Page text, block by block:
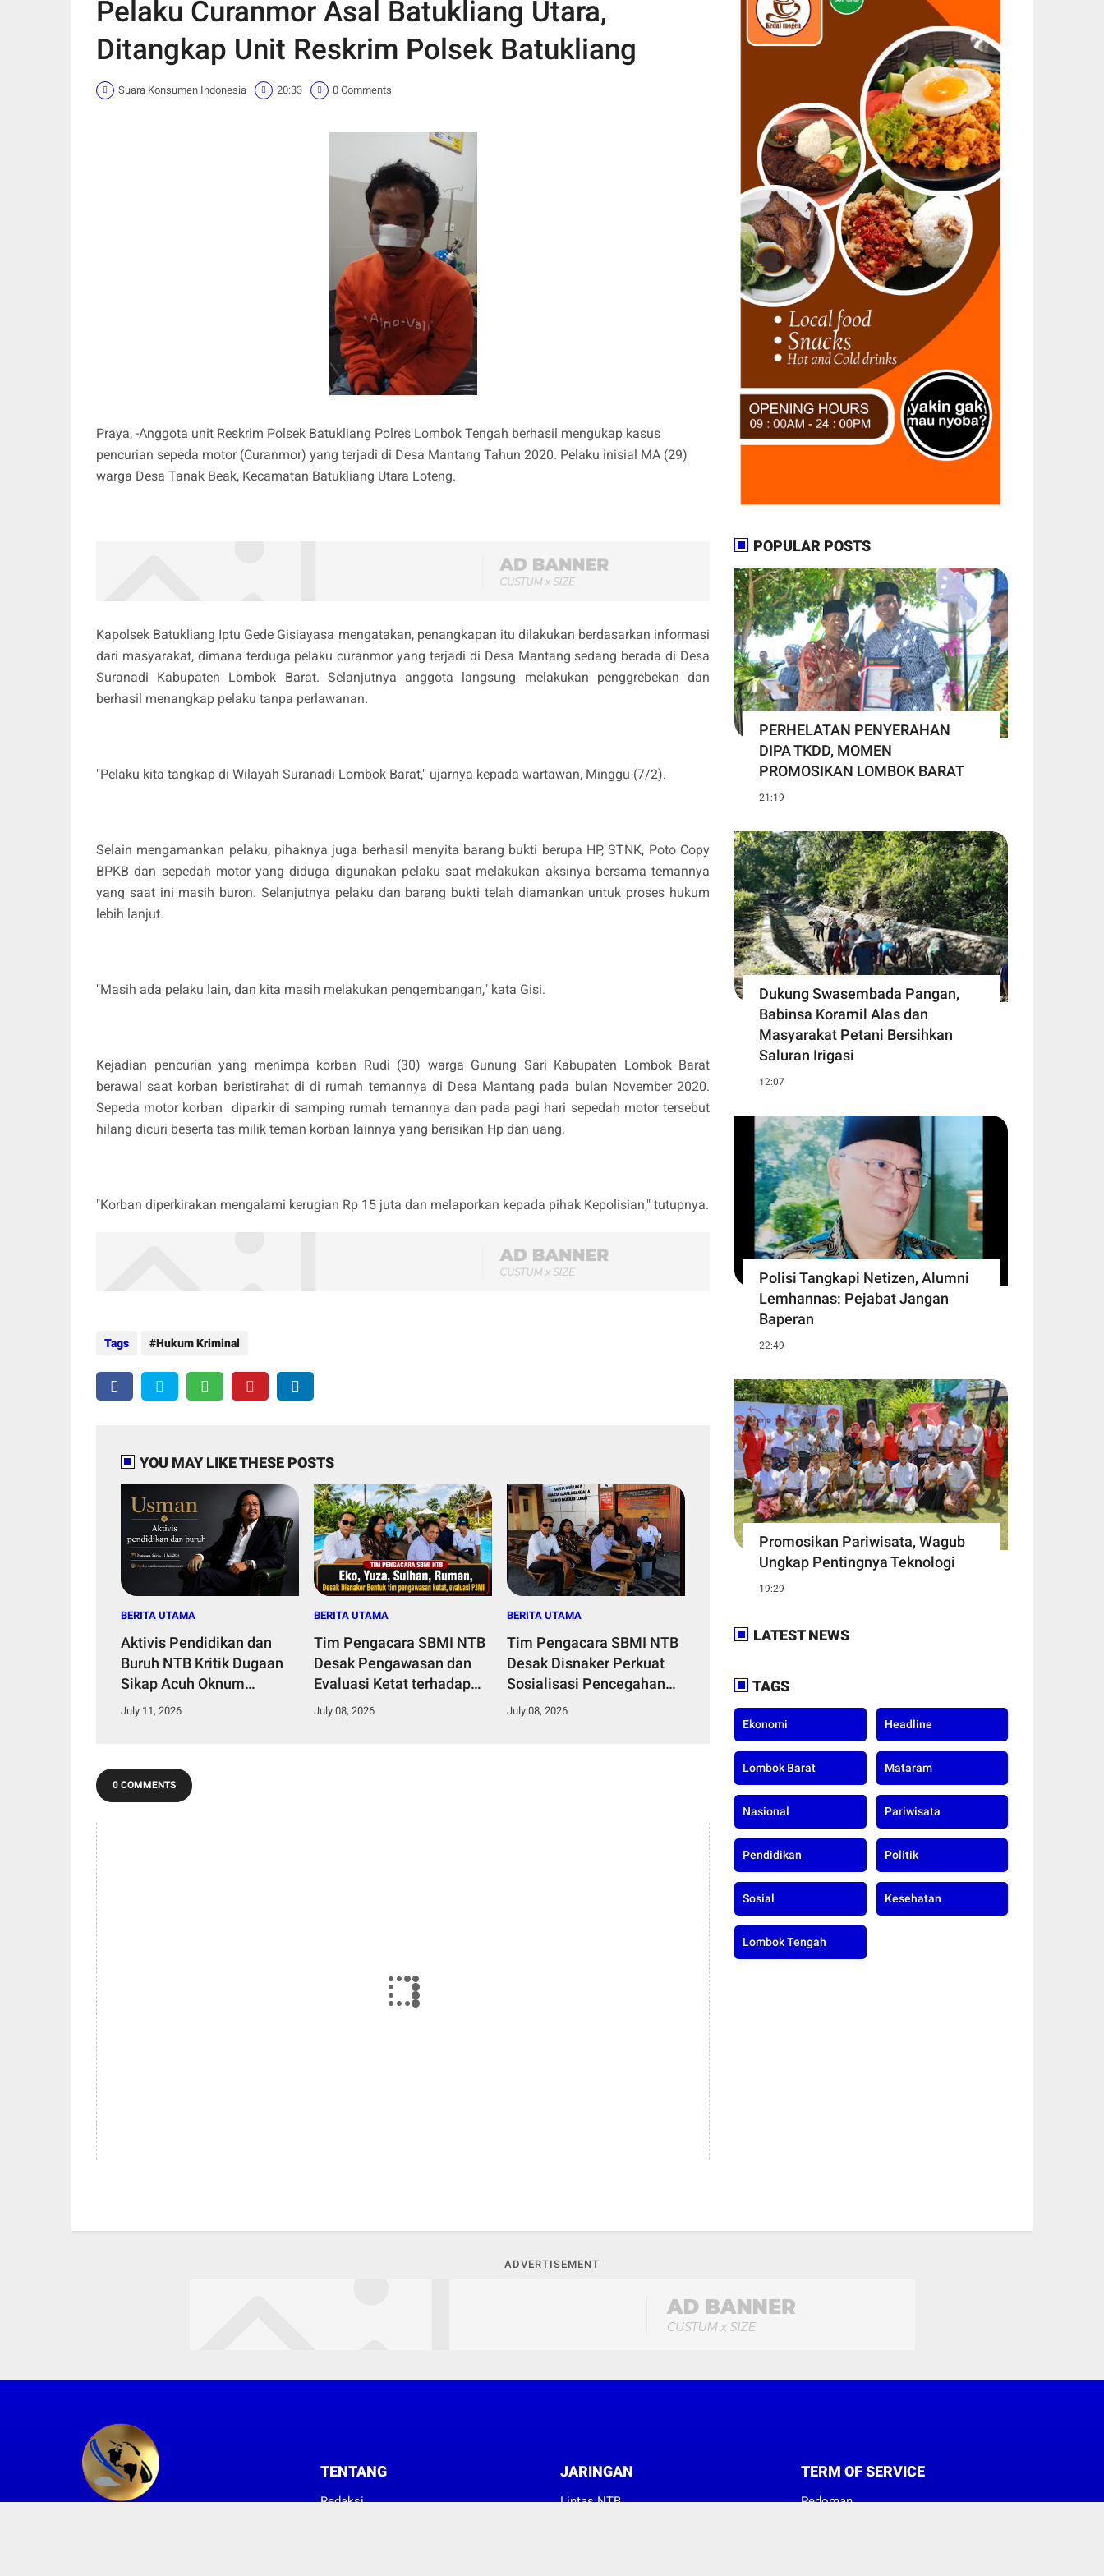
Pelaku Curanmor Asal Batukliang Utara,
Ditangkap Unit Reskrim Polsek Batukliang
Suara Konsumen Indonesia 20:33 0 Comments
Praya, -Anggota unit Reskrim Polsek Batukliang Polres Lombok Tengah berhasil mengukap kasus
pencurian sepeda motor (Curanmor) yang terjadi di Desa Mantang Tahun 2020. Pelaku inisial MA (29)
warga Desa Tanak Beak, Kecamatan Batukliang Utara Loteng.
Kapolsek Batukliang Iptu Gede Gisiayasa mengatakan, penangkapan itu dilakukan berdasarkan informasi
dari masyarakat, dimana terduga pelaku curanmor yang terjadi di Desa Mantang sedang berada di Desa
Suranadi Kabupaten Lombok Barat. Selanjutnya anggota langsung melakukan penggrebekan dan
berhasil menangkap pelaku tanpa perlawanan.
"Pelaku kita tangkap di Wilayah Suranadi Lombok Barat," ujarnya kepada wartawan, Minggu (7/2).
Selain mengamankan pelaku, pihaknya juga berhasil menyita barang bukti berupa HP, STNK, Poto Copy
BPKB dan sepedah motor yang diduga digunakan pelaku saat melakukan aksinya bersama temannya
yang saat ini masih buron. Selanjutnya pelaku dan barang bukti telah diamankan untuk proses hukum
lebih lanjut.
"Masih ada pelaku lain, dan kita masih melakukan pengembangan," kata Gisi.
Kejadian pencurian yang menimpa korban Rudi (30) warga Gunung Sari Kabupaten Lombok Barat
berawal saat korban beristirahat di di rumah temannya di Desa Mantang pada bulan November 2020.
Sepeda motor korban diparkir di samping rumah temannya dan pada pagi hari sepedah motor tersebut
hilang dicuri beserta tas milik teman korban lainnya yang berisikan Hp dan uang.
"Korban diperkirakan mengalami kerugian Rp 15 juta dan melaporkan kepada pihak Kepolisian," tutupnya.
Tags Hukum Kriminal
YOU MAY LIKE THESE POSTS
BERITA UTAMA
Aktivis Pendidikan dan
Buruh NTB Kritik Dugaan
Sikap Acuh Oknum
Pejabat dalam Pelayanan
July 11, 2026
BERITA UTAMA
Tim Pengacara SBMI NTB
Desak Pengawasan dan
Evaluasi Ketat terhadap
P3MI di NTB
July 08, 2026
BERITA UTAMA
Tim Pengacara SBMI NTB
Desak Disnaker Perkuat
Sosialisasi Pencegahan
TPPO dan Penipuan Kerja
July 08, 2026
0 COMMENTS
POPULAR POSTS
PERHELATAN PENYERAHAN
DIPA TKDD, MOMEN
PROMOSIKAN LOMBOK BARAT
21:19
Dukung Swasembada Pangan,
Babinsa Koramil Alas dan
Masyarakat Petani Bersihkan
Saluran Irigasi
12:07
Polisi Tangkapi Netizen, Alumni
Lemhannas: Pejabat Jangan
Baperan
22:49
Promosikan Pariwisata, Wagub
Ungkap Pentingnya Teknologi
19:29
LATEST NEWS
TAGS
Ekonomi Headline
Lombok Barat Mataram
Nasional Pariwisata
Pendidikan Politik
Sosial Kesehatan
Lombok Tengah
ADVERTISEMENT
TENTANG
Redaksi
JARINGAN
Lintas NTB
TERM OF SERVICE
Pedoman